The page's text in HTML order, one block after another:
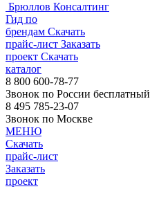
Брюллов Консалтинг
Гид по
брендам Скачать
прайс-лист Заказать
проект Скачать
каталог
8 800 600-78-77
Звонок по России бесплатный
8 495 785-23-07
Звонок по Москве
МЕНЮ
Скачать
прайс-лист
Заказать
проект